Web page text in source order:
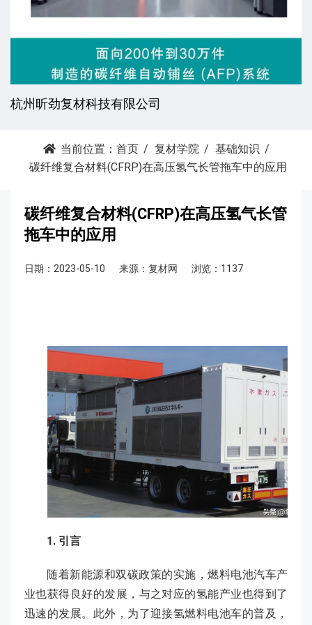
杭州昕劲复材科技有限公司
当前位置： 首页 复材学院
基础知识
碳纤维复合材料(CFRP)在高压氢气长管拖车中的应用
碳纤维复合材料(CFRP)在高压氢气长管
拖车中的应用
日期：2023-05-10 来源：复材网 浏览：1137
1. 引言
随着新能源和双碳政策的实施，燃料电池汽车产
业也获得良好的发展，与之对应的氢能产业也得到了
迅速的发展。此外，为了迎接氢燃料电池车的普及，